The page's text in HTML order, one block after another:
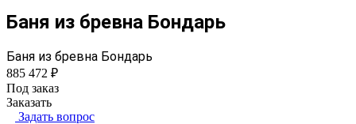
Баня из бревна Бондарь
Баня из бревна Бондарь
885 472 ₽
Под заказ
Заказать
Задать вопрос